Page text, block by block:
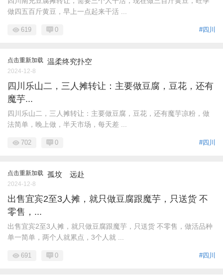
做四五百斤黄豆，早上一点起来干活 ...
#四川
619 0
点击重新加载 温柔终究扑空
2024-12-8
四川乐山二，三人摊转让：主要做豆腐，豆花，还有
魔芋...
四川乐山二，三人摊转让：主要做豆腐，豆花，还有魔芋凉粉，做
法简单，晚上做，半天市场，每天差 ...
#四川
702 0
点击重新加载 孤坟ゞ远赴
2024-12-8
出售宜宾2至3人摊，就只做豆腐跟魔芋，只送货 不
零售，...
出售宜宾2至3人摊，就只做豆腐跟魔芋，只送货 不零售，做活品种
单一简单，两个人就累点，3个人就 ...
#四川
691 0